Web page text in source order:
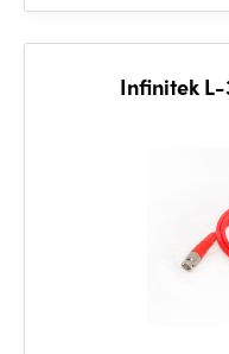
Infinitek L-